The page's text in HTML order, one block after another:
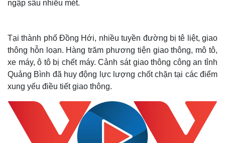
ngập sâu nhiều mét.
Tại thành phố Đồng Hới, nhiều tuyền đường bị tê liệt, giao
thông hỗn loạn. Hàng trăm phương tiện giao thông, mô tô,
xe máy, ô tô bị chết máy. Cảnh sát giao thông công an tỉnh
Quảng Bình đã huy động lực lượng chốt chặn tại các điểm
xung yếu điều tiết giao thông.